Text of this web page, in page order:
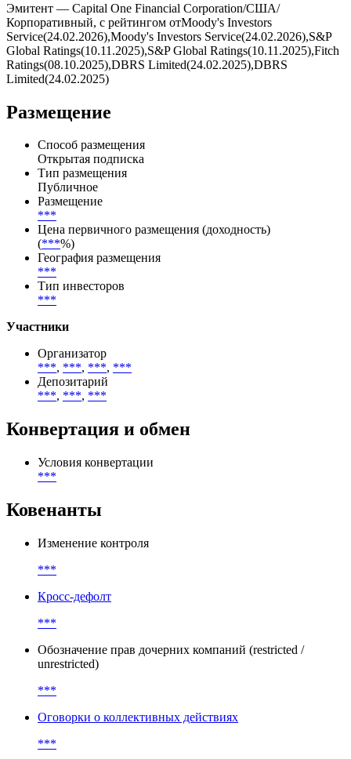
Эмитент — Capital One Financial Corporation/США/
Корпоративный, с рейтингом отMoody's Investors
Service(24.02.2026),Moody's Investors Service(24.02.2026),S&P
Global Ratings(10.11.2025),S&P Global Ratings(10.11.2025),Fitch
Ratings(08.10.2025),DBRS Limited(24.02.2025),DBRS
Limited(24.02.2025)
Размещение
Способ размещения
Открытая подписка
Тип размещения
Публичное
Размещение
***
Цена первичного размещения (доходность)
(***%)
География размещения
***
Тип инвесторов
***
Участники
Организатор
***, ***, ***, ***
Депозитарий
***, ***, ***
Конвертация и обмен
Условия конвертации
***
Ковенанты
Изменение контроля
***
Кросс-дефолт
***
Обозначение прав дочерних компаний (restricted /
unrestricted)
***
Оговорки о коллективных действиях
***